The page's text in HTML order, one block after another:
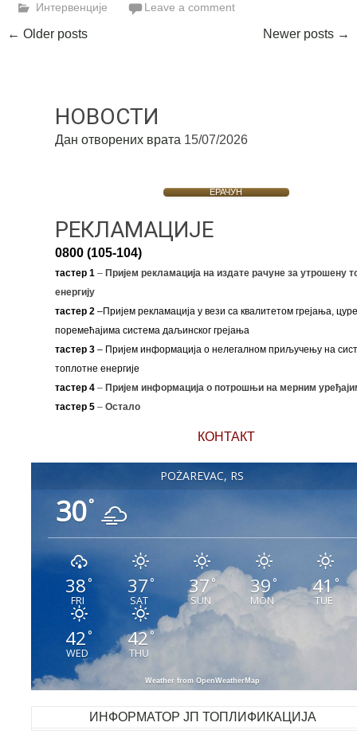
Интервенције Leave a comment
Posts
← Older posts Newer posts →
НОВОСТИ
Дан отворених врата 15/07/2026
ЕРАЧУН
РЕКЛАМАЦИЈЕ
0800 (105-104)
тастер 1–Пријем рекламација на издате рачуне за утрошену
енергију
тастер 2–Пријем рекламација у вези са квалитетом грејања,
поремећајима система даљинског грејања
тастер 3– Пријем информација о нелегалном приључењу на
топлотне енергије
тастер 4 – Пријем информација о потрошњи на мерним
тастер 5 – Остало
КОНТАКТ
POŽAREVAC, RS
30°
38°
FRI
37 °
SAT
37°
SUN
39 °
MON
41°
TUE
42°
WED
42°
THU
Weather from OpenWeatherMap
ИНФОРМАТОР ЈП ТОПЛИФИКАЦИЈА